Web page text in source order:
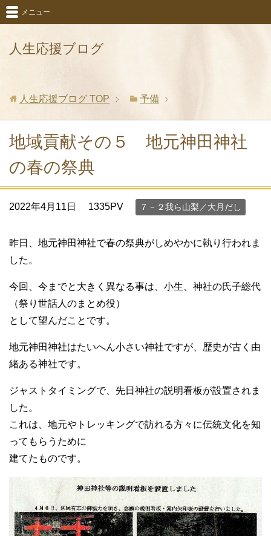
人生応援ブログ
メニュー
人生応援ブログ TOP 予備
地域貢献その５ 地元神田神社
の春の祭典
2022年4月11日 1335PV ７－２我ら山梨／大月だし
昨日、地元神田神社で春の祭典がしめやかに執り行われま
した。
今回、今までと大きく異なる事は、小生、神社の氏子総代
（祭り世話人のまとめ役）
として望んだことです。
地元神田神社はたいへん小さい神社ですが、歴史が古く由
緒ある神社です。
ジャストタイミングで、先日神社の説明看板が設置されま
した。
これは、地元やトレッキングで訪れる方々に伝統文化を知
ってもらうために
建てたものです。